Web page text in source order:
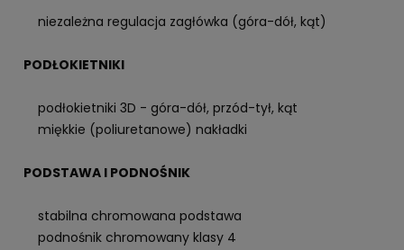
niezależna regulacja zagłówka (góra-dół, kąt)
PODŁOKIETNIKI
podłokietniki 3D - góra-dół, przód-tył, kąt
miękkie (poliuretanowe) nakładki
PODSTAWA I PODNOŚNIK
stabilna chromowana podstawa
podnośnik chromowany klasy 4